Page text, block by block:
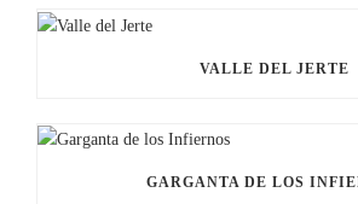
VALLE DEL JERTE
GARGANTA DE LOS